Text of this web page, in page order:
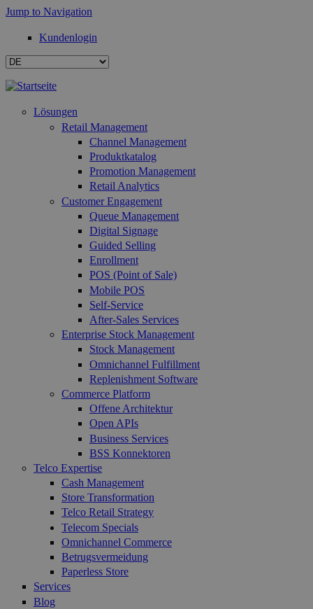
Jump to Navigation
Kundenlogin
Lösungen
Retail Management
Channel Management
Produktkatalog
Promotion Management
Retail Analytics
Customer Engagement
Queue Management
Digital Signage
Guided Selling
Enrollment
POS (Point of Sale)
Mobile POS
Self-Service
After-Sales Services
Enterprise Stock Management
Stock Management
Omnichannel Fulfillment
Replenishment Software
Commerce Platform
Offene Architektur
Open APIs
Business Services
BSS Konnektoren
Telco Expertise
Cash Management
Store Transformation
Telco Retail Strategy
Telecom Specials
Omnichannel Commerce
Betrugsvermeidung
Paperless Store
Services
Blog